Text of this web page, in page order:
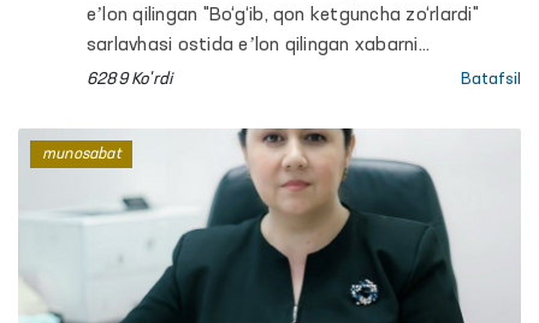
eʼlon qilingan "Bo‘g‘ib, qon ketguncha zo‘rlardi"
sarlavhasi ostida eʼlon qilingan xabarni
o‘rganmoqda.
6289 Ko'rdi Batafsil
munosabat